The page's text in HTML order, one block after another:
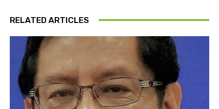
RELATED ARTICLES